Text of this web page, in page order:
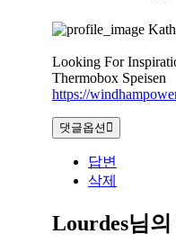
Looking For
Thermobox Speisen
https://
댓글옵션
답변
삭제
Lourdes님